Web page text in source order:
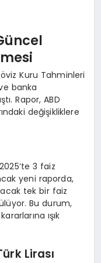
Kuru Tahminleri
banka
Rapor, ABD
değişikliklere
3 faiz
yeni raporda,
tek bir faiz
Bu durum,
ışık
Lirası